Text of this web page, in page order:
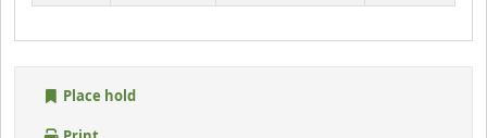
Place hold